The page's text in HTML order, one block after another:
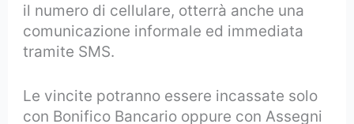
il numero di cellulare, otterrà anche una
comunicazione informale ed immediata
tramite SMS.
Le vincite potranno essere incassate solo
con Bonifico Bancario oppure con Assegni